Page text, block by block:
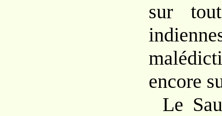
sur
encore
Le